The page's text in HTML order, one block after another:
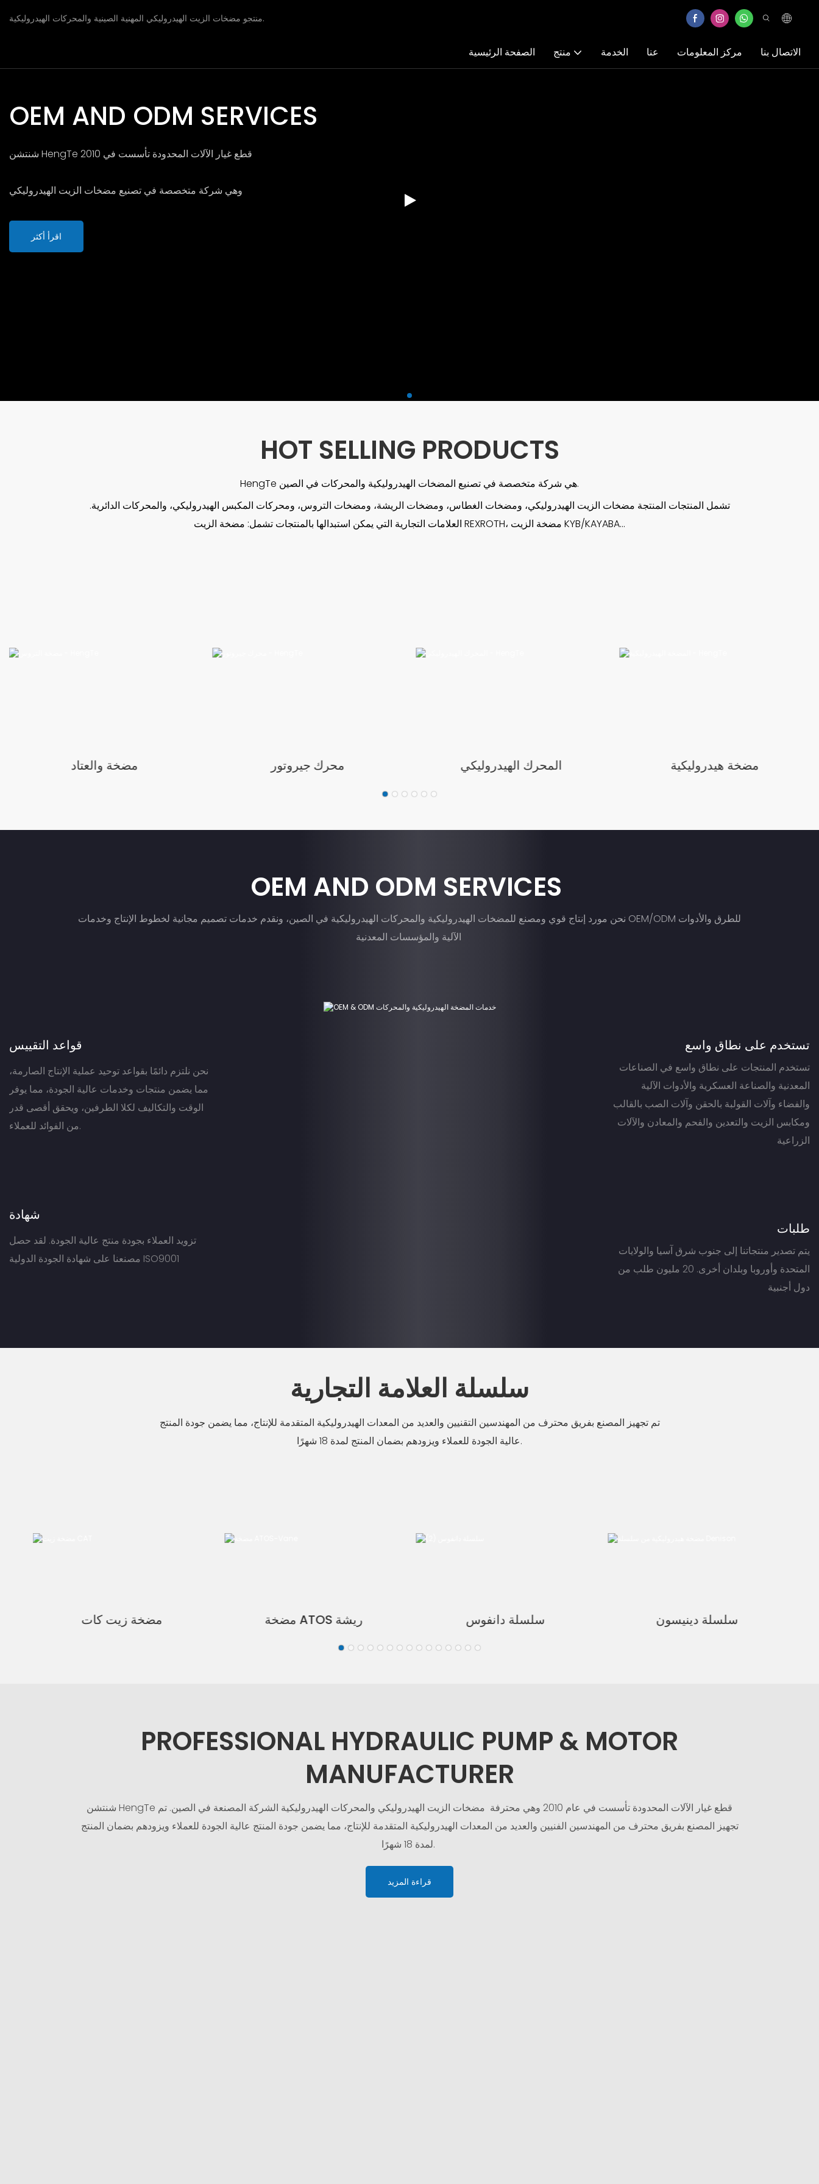
منتجو مضخات الزيت الهيدروليكي المهنية الصينية والمحركات الهيدروليكية.
الصفحة الرئيسية منتج الخدمة عنا مركز المعلومات الاتصال بنا
OEM AND ODM SERVICES
شنتشن HengTe قطع غيار الآلات المحدودة تأسست في 2010
وهي شركة متخصصة في تصنيع مضخات الزيت الهيدروليكي
اقرأ أكثر
HOT SELLING PRODUCTS
HengTe هي شركة متخصصة في تصنيع المضخات الهيدروليكية والمحركات في الصين.
تشمل المنتجات المنتجة مضخات الزيت الهيدروليكي، ومضخات الغطاس، ومضخات الريشة، ومضخات التروس، ومحركات المكبس الهيدروليكي، والمحركات الدائرية.
العلامات التجارية التي يمكن استبدالها بالمنتجات تشمل: مضخة الزيت REXROTH، مضخة الزيت KYB/KAYABA...
مضخة والعتاد محرك جيروتور المحرك الهيدروليكي مضخة هيدروليكية
OEM AND ODM SERVICES
نحن مورد إنتاج قوي ومصنع للمضخات الهيدروليكية والمحركات الهيدروليكية في الصين، ونقدم خدمات تصميم مجانية لخطوط الإنتاج وخدمات OEM/ODM للطرق والأدوات
قواعد التقييس
نحن نلتزم دائمًا بقواعد توحيد عملية الإنتاج الصارمة،
مما يضمن منتجات وخدمات عالية الجودة، مما يوفر
الوقت والتكاليف لكلا الطرفين، ويحقق أقصى قدر
من الفوائد للعملاء.
شهادة
تزويد العملاء بجودة منتج عالية الجودة. لقد حصل
مصنعنا على شهادة الجودة الدولية ISO9001
تستخدم على نطاق واسع
تستخدم المنتجات على نطاق واسع في الصناعات
المعدنية والصناعة العسكرية والأدوات الآلية
والفضاء وآلات القولبة بالحقن وآلات الصب بالقالب
ومكابس الزيت والتعدين والفحم والمعادن والآلات
الزراعية
طلبات
يتم تصدير منتجاتنا إلى جنوب شرق آسيا والولايات
المتحدة وأوروبا وبلدان أخرى. 20 مليون طلب من
دول أجنبية
سلسلة العلامة التجارية
تم تجهيز المصنع بفريق محترف من المهندسين التقنيين والعديد من المعدات الهيدروليكية المتقدمة للإنتاج، مما يضمن جودة المنتج
عالية الجودة للعملاء ويزودهم بضمان المنتج لمدة 18 شهرًا.
مضخة زيت كات مضخة ATOS ريشة سلسلة دانفوس سلسلة دينيسون
PROFESSIONAL HYDRAULIC PUMP & MOTOR
MANUFACTURER
شنتشن HengTe قطع غيار الآلات المحدودة تأسست في عام 2010 وهي محترفة مضخات الزيت الهيدروليكي والمحركات الهيدروليكية الشركة المصنعة في الصين. تم
تجهيز المصنع بفريق محترف من المهندسين الفنيين والعديد من المعدات الهيدروليكية المتقدمة للإنتاج، مما يضمن جودة المنتج عالية الجودة للعملاء ويزودهم بضمان المنتج
لمدة 18 شهرًا.
قراءة المزيد